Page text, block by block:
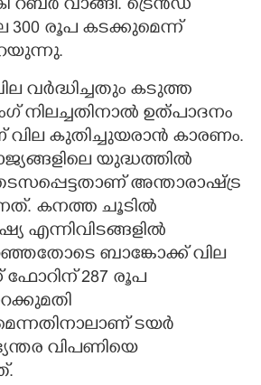
റബർ വാങ്ങി. ട്രെൻഡ്
300 രൂപ കടക്കുമെന്ന്
വർദ്ധിച്ചതും കടുത്ത
നിലച്ചതിനാൽ ഉത്പാദനം
കുതിച്ചുയരാൻ കാരണം.
യുദ്ധത്തിൽ
അന്താരാഷ്ട്ര
കനത്ത ചൂടിൽ
എന്നിവിടങ്ങളിൽ
ബാങ്കോക്ക് വില
287 രൂപ
ടയർ
വിപണിയെ